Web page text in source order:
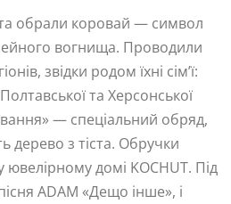
обрали коровай — символ
вогнища. Проводили
звідки родом їхні сім’ї:
та Херсонської
— спеціальний обряд,
дерево з тіста. Обручки
ювелірному домі KOCHUT. Під
ADAM «Дещо інше», і